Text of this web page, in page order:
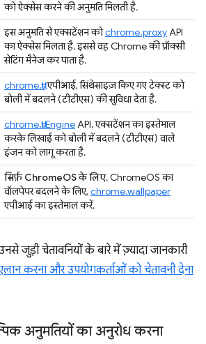
को ऐक्सेस करने की अनुमति मिलती है.
इस अनुमति से एक्सटेंशन कोchrome.proxyAPI
का ऐक्सेस मिलता है. इससे वह Chrome की प्रॉक्सी
सेटिंग मैनेज कर पाता है.
chrome.ttsएपीआई, सिंथेसाइज़ किए गए टेक्स्ट को
बोली में बदलने (टीटीएस) की सुविधा देता है.
chrome.ttsEngineAPI, एक्सटेंशन का इस्तेमाल
करके लिखाई को बोली में बदलने (टीटीएस) वाले
इंजन को लागू करता है.
सिर्फ़ ChromeOS के लिए. ChromeOS का
वॉलपेपर बदलने के लिए, chrome.wallpaper
एपीआई का इस्तेमाल करें.
जुड़ी चेतावनियों के बारे में ज़्यादा जानकारी
करना और उपयोगकर्ताओं को चेतावनी देना
अनुमतियों का अनुरोध करना